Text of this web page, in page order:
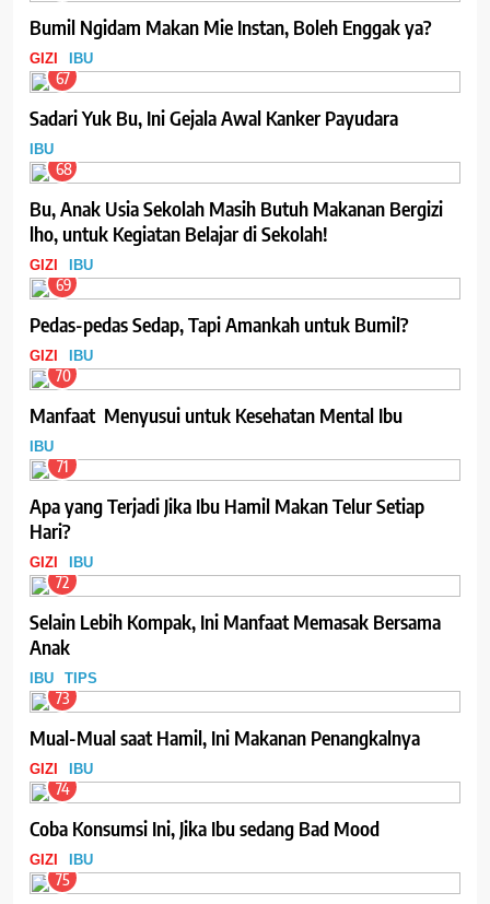
Bumil Ngidam Makan Mie Instan, Boleh Enggak ya?
GIZI IBU
67
Sadari Yuk Bu, Ini Gejala Awal Kanker Payudara
IBU
68
Bu, Anak Usia Sekolah Masih Butuh Makanan Bergizi
lho, untuk Kegiatan Belajar di Sekolah!
GIZI IBU
69
Pedas-pedas Sedap, Tapi Amankah untuk Bumil?
GIZI IBU
70
Manfaat Menyusui untuk Kesehatan Mental Ibu
IBU
71
Apa yang Terjadi Jika Ibu Hamil Makan Telur Setiap
Hari?
GIZI IBU
72
Selain Lebih Kompak, Ini Manfaat Memasak Bersama
Anak
IBU TIPS
73
Mual-Mual saat Hamil, Ini Makanan Penangkalnya
GIZI IBU
74
Coba Konsumsi Ini, Jika Ibu sedang Bad Mood
GIZI IBU
75